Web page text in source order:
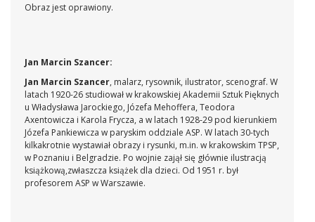
Obraz jest oprawiony.
Jan Marcin Szancer:
Jan Marcin Szancer, malarz, rysownik, ilustrator, scenograf. W
latach 1920-26 studiował w krakowskiej Akademii Sztuk Pięknych
u Władysława Jarockiego, Józefa Mehoffera, Teodora
Axentowicza i Karola Frycza, a w latach 1928-29 pod kierunkiem
Józefa Pankiewicza w paryskim oddziale ASP. W latach 30-tych
kilkakrotnie wystawiał obrazy i rysunki, m.in. w krakowskim TPSP,
w Poznaniu i Belgradzie. Po wojnie zajął się głównie ilustracją
książkową,zwłaszcza książek dla dzieci. Od 1951 r. był
profesorem ASP w Warszawie.